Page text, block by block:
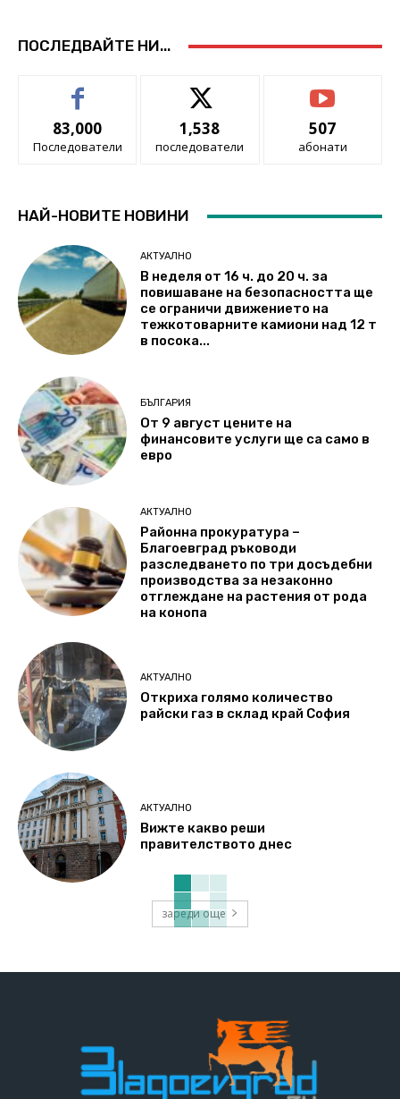
ПОСЛЕДВАЙТЕ НИ...
83,000
Последователи
1,538
последователи
507
абонати
НАЙ-НОВИТЕ НОВИНИ
АКТУАЛНО
В неделя от 16 ч. до 20 ч. за
повишаване на безопасността ще
се ограничи движението на
тежкотоварните камиони над 12 т
в посока...
БЪЛГАРИЯ
От 9 август цените на
финансовите услуги ще са само в
евро
АКТУАЛНО
Районна прокуратура –
Благоевград ръководи
разследването по три досъдебни
производства за незаконно
отглеждане на растения от рода
на конопа
АКТУАЛНО
Откриха голямо количество
райски газ в склад край София
АКТУАЛНО
Вижте какво реши
правителството днес
зареди още